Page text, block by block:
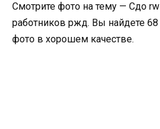
Смотрите фото на тему — Сдо
работников ржд. Вы найдете
фото в хорошем качестве.